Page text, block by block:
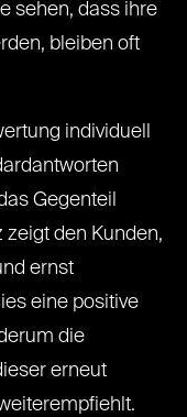
sehen, dass ihre
bleiben oft
individuell
Gegenteil
zeigt den Kunden,
ernst
eine positive
die
erneut